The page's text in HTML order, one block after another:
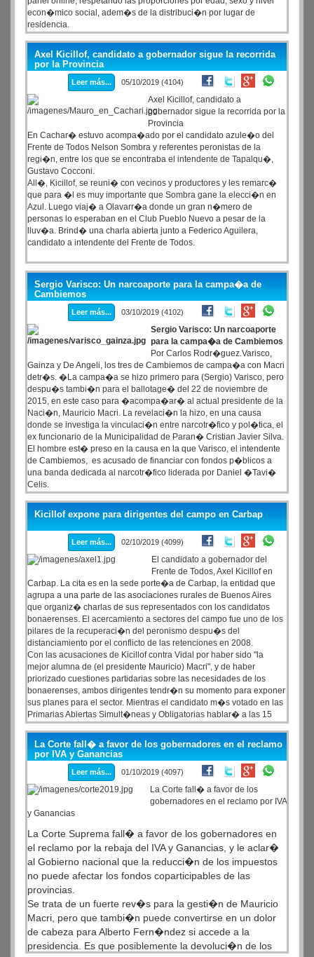
econ�mico social, adem�s de la distribuci�n por lugar de
residencia.
Axel Kicillof, candidato a gobernador sigue la recorrida
por la Provincia
Leer más... 05/10/2019 (4104)
Axel Kicillof, candidato a
gobernador sigue la recorrida por la
Provincia
En Cachar� estuvo acompa�ado por el candidato azule�o del
Frente de Todos Nelson Sombra y referentes peronistas de la
regi�n, entre los que se encontraba el intendente de Tapalqu�,
Gustavo Cocconi.
All�, Kicillof, se reuni� con vecinos y productores y les remarc�
que para �l es muy importante que Sombra gane la elecci�n en
Azul. Luego viaj� a Olavarr�a donde un gran n�mero de
personas lo esperaban en el Club Pueblo Nuevo a pesar de la
lluv�a. Brind� una charla abierta junto a Federico Aguilera,
candidato a intendente del Frente de Todos.
Sergio Varisco: Un narcoaporte para la campa�a de
Cambiemos
Leer más... 03/10/2019 (4102)
Sergio Varisco: Un narcoaporte
para la campa�a de Cambiemos
Por Carlos Rodr�guez.Varisco,
Gainza y De Angeli, los tres de Cambiemos de campa�a con Macri
detr�s. �La campa�a se hizo primero para (Sergio) Varisco, pero
despu�s tambi�n para el ballotage� del 22 de noviembre de
2015, en este caso para �acompa�ar� al actual presidente de la
Naci�n, Mauricio Macri. La revelaci�n la hizo, en una causa
donde se investiga la vinculaci�n entre narcotr�fico y pol�tica, el
ex funcionario de la Municipalidad de Paran� Cristian Javier Silva.
El hombre est� preso en la causa en la que Varisco, el intendente
de Cambiemos, es acusado de financiar con fondos p�blicos a
una banda dedicada al narcotr�fico liderada por Daniel �Tavi�
Celis.
Kicillof expone para dirigentes del campo en Carbap
Leer más... 02/10/2019 (4099)
El candidato a gobernador del
Frente de Todos, Axel Kicillof en
Carbap. La cita es en la sede porte�a de Carbap, la entidad que
agrupa a una parte de las asociaciones rurales de Buenos Aires
que organiz� charlas de sus representados con los candidatos
bonaerenses. El acercamiento a sectores del campo fue uno de los
pilares de la recuperaci�n del peronismo despu�s del
distanciamiento por el conflicto de las retenciones en 2008.
Con las acusaciones de Kicillof contra Vidal por haber sido "la
mejor alumna de (el presidente Mauricio) Macri", y de haber
priorizado cuestiones partidarias sobre las necesidades de los
bonaerenses, ambos dirigentes tendr�n su momento para exponer
sus planes para el sector. Mientras el candidato m�s votado en las
Primarias Abiertas Simult�neas y Obligatorias hablar� a las 15
horas.
La Corte fall� a favor de los gobernadores en el reclamo
por IVA y Ganancias
Leer más... 01/10/2019 (4097)
La Corte fall� a favor de los
gobernadores en el reclamo por IVA
y Ganancias
La Corte Suprema fall� a favor de los gobernadores en
el reclamo por la rebaja del IVA y Ganancias, y le aclar�
al Gobierno nacional que la reducci�n de los impuestos
no puede afectar los fondos coparticipables de las
provincias.
Se trata de un fuerte rev�s para la gesti�n de Mauricio
Macri, pero que tambi�n puede convertirse en un dolor
de cabeza para Alberto Fern�ndez si accede a la
presidencia. Es que posiblemente la devoluci�n de los